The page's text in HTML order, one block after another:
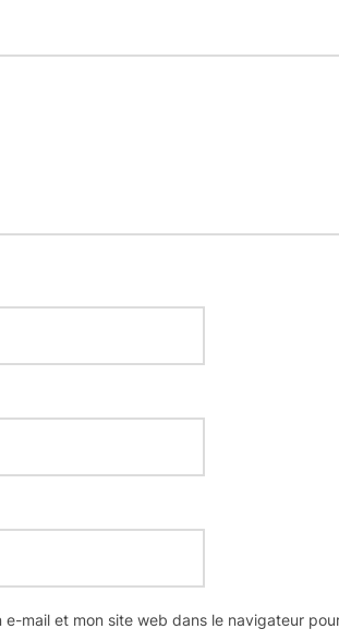
e-mail et mon site web dans le navigateur